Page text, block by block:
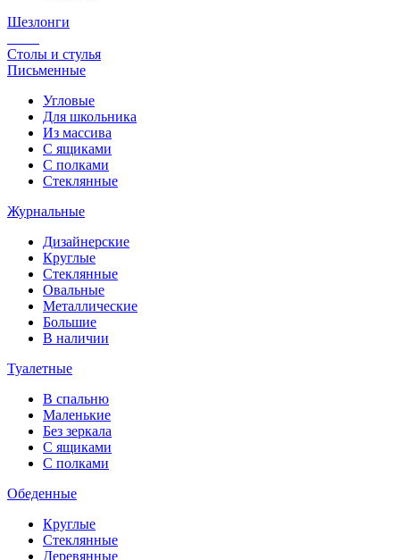
Шезлонги
Столы и стулья
Письменные
Угловые
Для школьника
Из массива
С ящиками
С полками
Стеклянные
Журнальные
Дизайнерские
Круглые
Стеклянные
Овальные
Металлические
Большие
В наличии
Туалетные
В спальню
Маленькие
Без зеркала
С ящиками
С полками
Обеденные
Круглые
Стеклянные
Деревянные